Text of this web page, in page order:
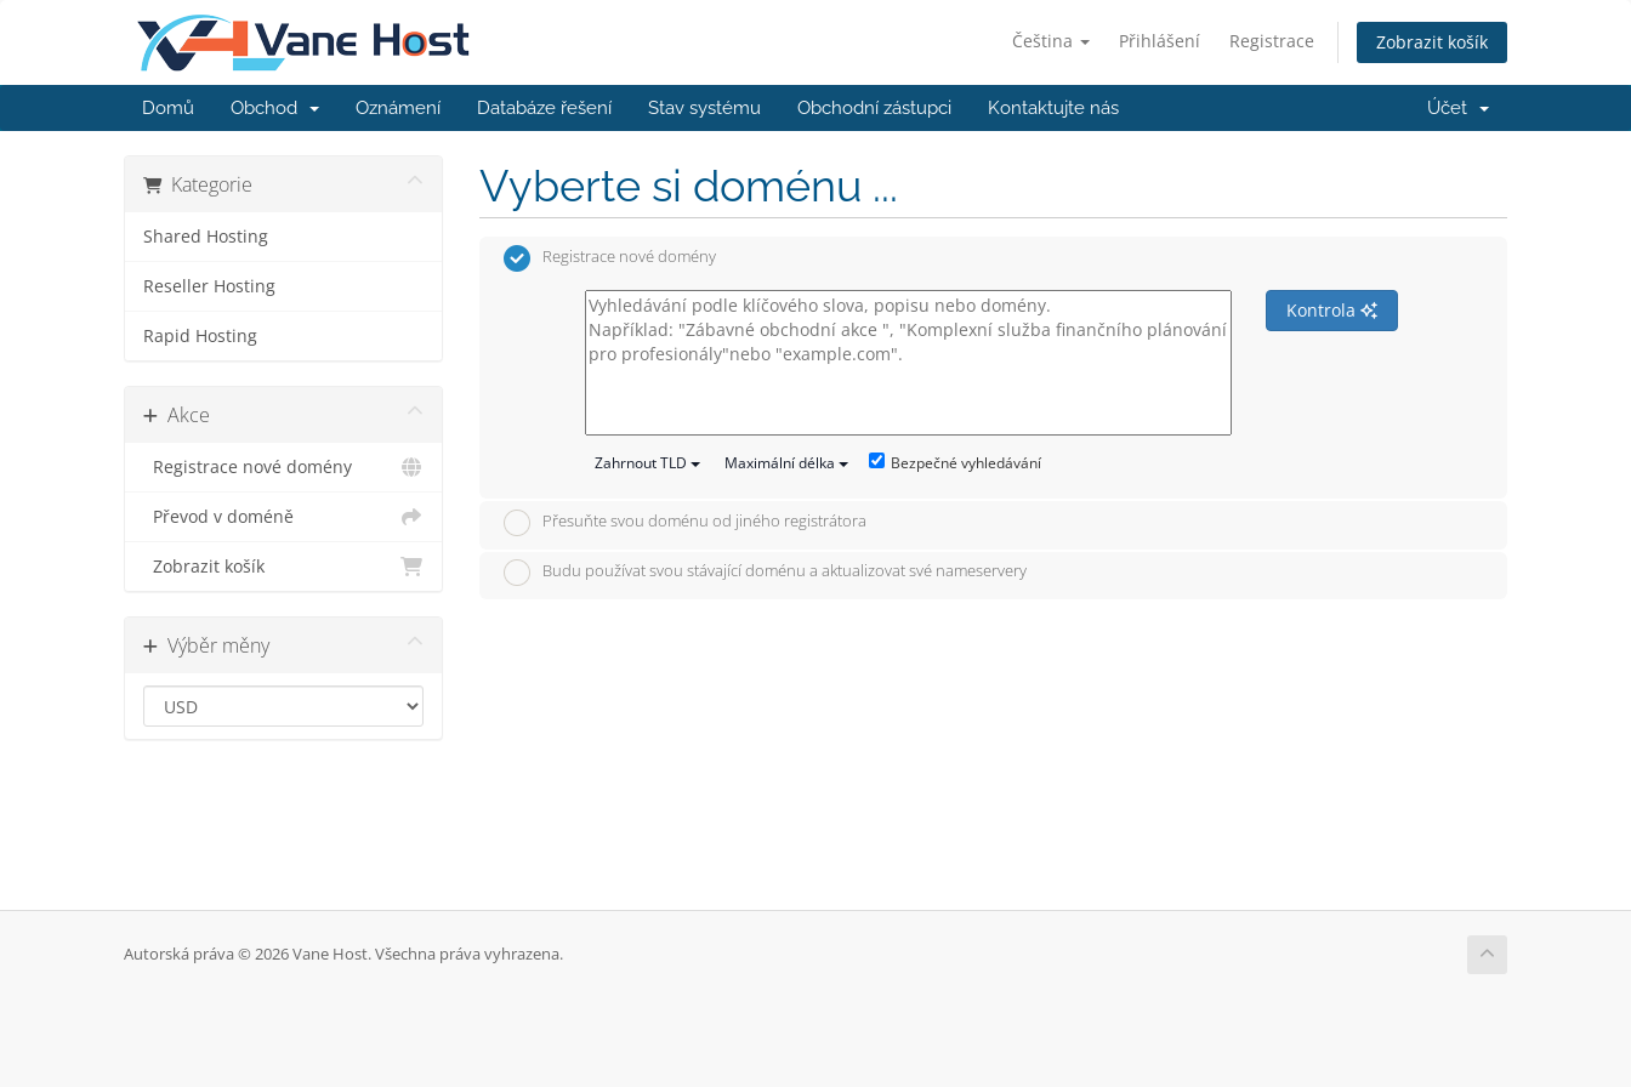
Čeština Přihlášení Registrace Zobrazit košík
Domů Obchod Oznámení Databáze řešení Stav systému Obchodní zástupci Kontaktujte nás Účet
Kategorie
Shared Hosting
Reseller Hosting
Rapid Hosting
Akce
Registrace nové domény
Převod v doméně
Zobrazit košík
Výběr měny
Vyberte si doménu ...
Registrace nové domény
Kontrola
Zahrnout TLD Maximální délka Bezpečné vyhledávání
Přesuňte svou doménu od jiného registrátora
Budu používat svou stávající doménu a aktualizovat své nameservery
Autorská práva © 2026 Vane Host. Všechna práva vyhrazena.